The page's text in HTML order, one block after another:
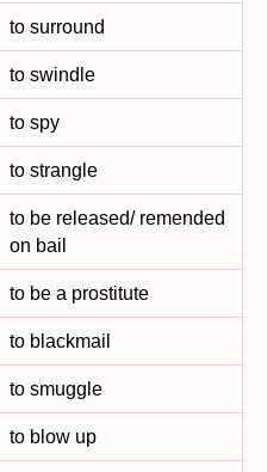
to surround
to swindle
to spy
to strangle
to be released/ remended
on bail
to be a prostitute
to blackmail
to smuggle
to blow up